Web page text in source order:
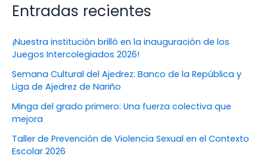
Entradas recientes
¡Nuestra institución brilló en la inauguración de los
Juegos Intercolegiados 2026!
Semana Cultural del Ajedrez: Banco de la República y
Liga de Ajedrez de Nariño
Minga del grado primero: Una fuerza colectiva que
mejora
Taller de Prevención de Violencia Sexual en el Contexto
Escolar 2026